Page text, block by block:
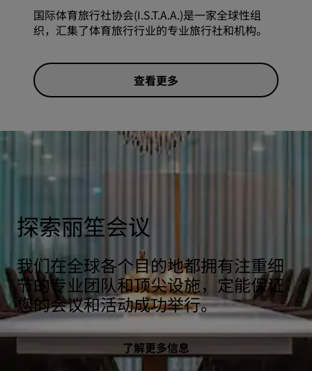
国际体育旅行社协会(I.S.T.A.A.)是一家全球性组
织，汇集了体育旅行行业的专业旅行社和机构。
查看更多
探索丽笙会议
我们在全球各个目的地都拥有注重细
节的专业团队和顶尖设施，定能保证
您的会议和活动成功举行。
了解更多信息